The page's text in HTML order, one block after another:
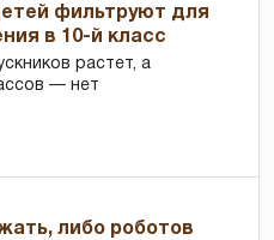
фильтруют для
в 10-й класс
растет, а
— нет
либо роботов